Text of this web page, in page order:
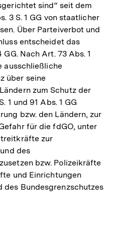
sind“ seit dem
3 S. 1 GG von staatlicher
Über Parteiverbot und
entscheidet das
Nach Art. 73 Abs. 1
ausschließliche
über seine
zum Schutz der
1 und 91 Abs. 1 GG
bzw. den Ländern, zur
für die fdGO, unter
zur
des
bzw. Polizeikräfte
und Einrichtungen
des Bundesgrenzschutzes